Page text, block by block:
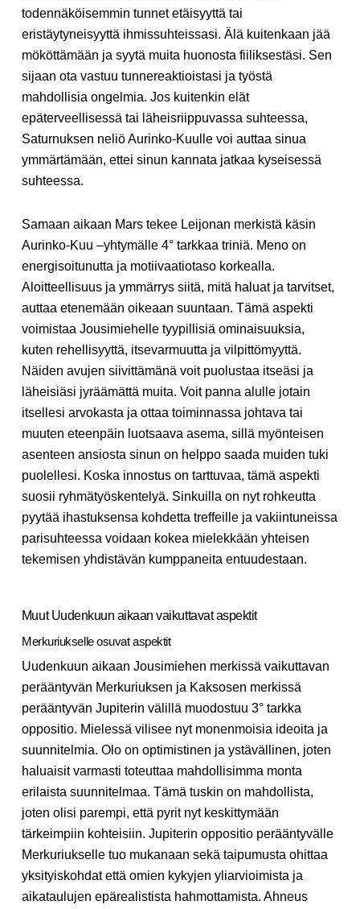
todennäköisemmin tunnet etäisyyttä tai
eristäytyneisyyttä ihmissuhteissasi. Älä kuitenkaan jää
mököttämään ja syytä muita huonosta fiiliksestäsi. Sen
sijaan ota vastuu tunnereaktioistasi ja työstä
mahdollisia ongelmia. Jos kuitenkin elät
epäterveellisessä tai läheisriippuvassa suhteessa,
Saturnuksen neliö Aurinko-Kuulle voi auttaa sinua
ymmärtämään, ettei sinun kannata jatkaa kyseisessä
suhteessa.
Samaan aikaan Mars tekee Leijonan merkistä käsin
Aurinko-Kuu –yhtymälle 4° tarkkaa triniä. Meno on
energisoitunutta ja motiivaatiotaso korkealla.
Aloitteellisuus ja ymmärrys siitä, mitä haluat ja tarvitset,
auttaa etenemään oikeaan suuntaan. Tämä aspekti
voimistaa Jousimiehelle tyypillisiä ominaisuuksia,
kuten rehellisyyttä, itsevarmuutta ja vilpittömyyttä.
Näiden avujen siivittämänä voit puolustaa itseäsi ja
läheisiäsi jyräämättä muita. Voit panna alulle jotain
itsellesi arvokasta ja ottaa toiminnassa johtava tai
muuten eteenpäin luotsaava asema, sillä myönteisen
asenteen ansiosta sinun on helppo saada muiden tuki
puolellesi. Koska innostus on tarttuvaa, tämä aspekti
suosii ryhmätyöskentelyä. Sinkuilla on nyt rohkeutta
pyytää ihastuksensa kohdetta treffeille ja vakiintuneissa
parisuhteessa voidaan kokea mielekkään yhteisen
tekemisen yhdistävän kumppaneita entuudestaan.
Muut Uudenkuun aikaan vaikuttavat aspektit
Merkuriukselle osuvat aspektit
Uudenkuun aikaan Jousimiehen merkissä vaikuttavan
perääntyvän Merkuriuksen ja Kaksosen merkissä
perääntyvän Jupiterin välillä muodostuu 3° tarkka
oppositio. Mielessä vilisee nyt monenmoisia ideoita ja
suunnitelmia. Olo on optimistinen ja ystävällinen, joten
haluaisit varmasti toteuttaa mahdollisimma monta
erilaista suunnitelmaa. Tämä tuskin on mahdollista,
joten olisi parempi, että pyrit nyt keskittymään
tärkeimpiin kohteisiin. Jupiterin oppositio perääntyvälle
Merkuriukselle tuo mukanaan sekä taipumusta ohittaa
yksityiskohdat että omien kykyjen yliarvioimista ja
aikataulujen epärealistista hahmottamista. Ahneus